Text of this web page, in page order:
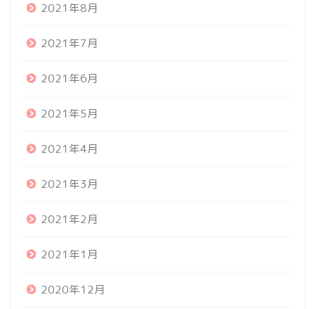
2021年8月
2021年7月
2021年6月
2021年5月
2021年4月
2021年3月
2021年2月
2021年1月
2020年12月